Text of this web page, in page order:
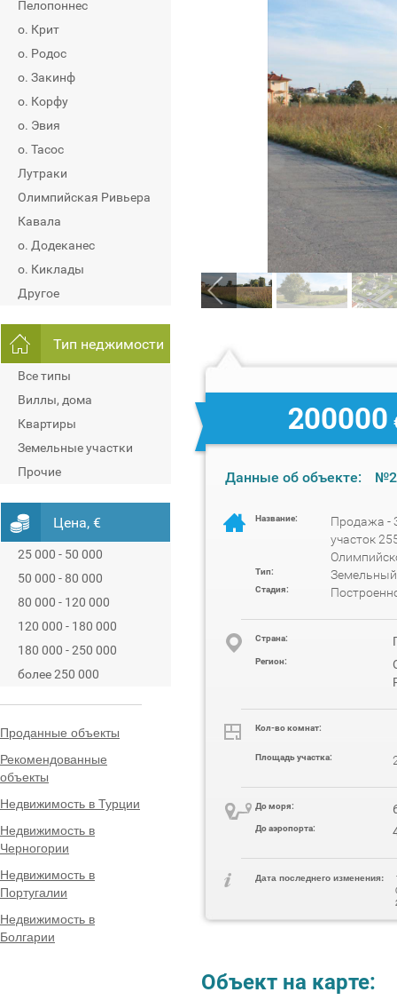
Пелопоннес
о. Крит
о. Родос
о. Закинф
о. Корфу
о. Эвия
о. Тасос
Лутраки
Олимпийская Ривьера
Кавала
о. Додеканес
о. Киклады
Другое
Тип неджимости
Все типы
Виллы, дома
Квартиры
Земельные участки
Прочие
Цена, €
25 000 - 50 000
50 000 - 80 000
80 000 - 120 000
120 000 - 180 000
180 000 - 250 000
более 250 000
Проданные объекты
Рекомендованные
объекты
Недвижимость в Турции
Недвижимость в
Черногории
Недвижимость в
Португалии
Недвижимость в
Болгарии
200000
Данные об объекте:
Название:
Продажа -
участок
Тип: Земельный
Стадия:
Cтрана:
Регион:
Кол-во комнат:
Площадь участка:
До моря:
До аэропорта:
Дата последнего изменения:
Объект на карте: